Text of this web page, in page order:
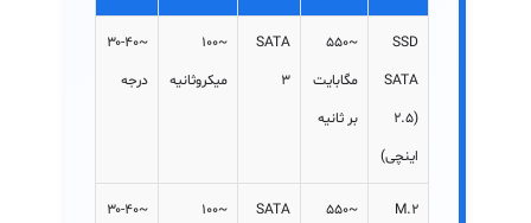
SSD
SATA
(2.5
اینچی)
~۵۵۰
مگابایت
بر ثانیه
SATA
3
~۱۰۰
میکروثانیه
~۳۰-۴۰
درجه
M.2
~۵۵۰
SATA
~۱۰۰
~۳۰-۴۰